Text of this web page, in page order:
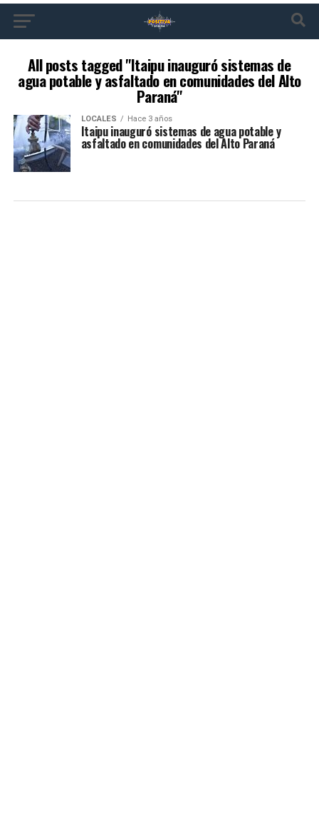
All posts tagged "Itaipu inauguró sistemas de
agua potable y asfaltado en comunidades del Alto
Paraná"
LOCALES Hace 3 años
Itaipu inauguró sistemas de agua potable y
asfaltado en comunidades del Alto Paraná